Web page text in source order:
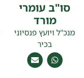
סו"ב עומרי
מורד
מנכ"ל ויועץ פנסיוני
בכיר